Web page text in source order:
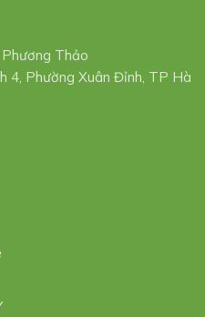
Thảo
4, Phường Xuân Đỉnh, TP Hà